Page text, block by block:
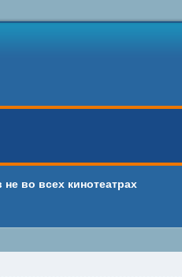
во всех кинотеатрах